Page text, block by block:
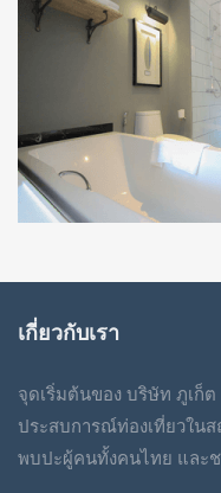
เกี่ยวกับเรา
จุดเริ่มต้นของ บริษัท ภูเก็
ประสบการณ์ท่องเที่ยวในส
พบปะผู้คนทั้งคนไทย และช